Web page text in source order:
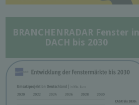
BRANCHENRADAR Fenster in
DACH bis 2030